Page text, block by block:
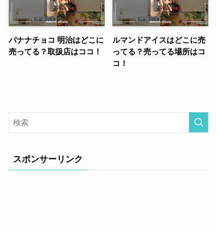
バナナチョコ 明治はどこに
売ってる？取扱店はココ！
ルマンドアイスはどこに売
ってる？売ってる場所はコ
コ！
スポンサーリンク